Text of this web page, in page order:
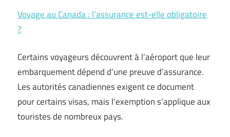
Voyage au Canada : l’assurance est-elle obligatoire
?
Certains voyageurs découvrent à l’aéroport que leur
embarquement dépend d’une preuve d’assurance.
Les autorités canadiennes exigent ce document
pour certains visas, mais l’exemption s’applique aux
touristes de nombreux pays.